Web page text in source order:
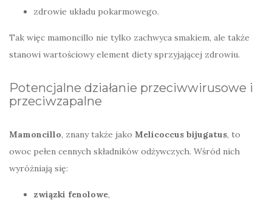
zdrowie układu pokarmowego.
Tak więc mamoncillo nie tylko zachwyca smakiem, ale także
stanowi wartościowy element diety sprzyjającej zdrowiu.
Potencjalne działanie przeciwwirusowe i
przeciwzapalne
Mamoncillo, znany także jako Melicoccus bijugatus, to
owoc pełen cennych składników odżywczych. Wśród nich
wyróżniają się:
związki fenolowe,